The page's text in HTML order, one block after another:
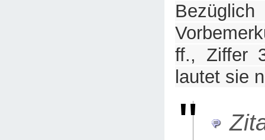
ff., Ziffer
lautet sie